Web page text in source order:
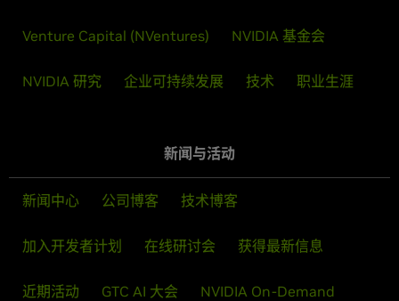
Venture Capital (NVentures) NVIDIA 基金会
NVIDIA 研究 企业可持续发展 技术 职业生涯
新闻与活动
新闻中心 公司博客 技术博客
加入开发者计划 在线研讨会 获得最新信息
近期活动 GTC AI 大会 NVIDIA On-Demand